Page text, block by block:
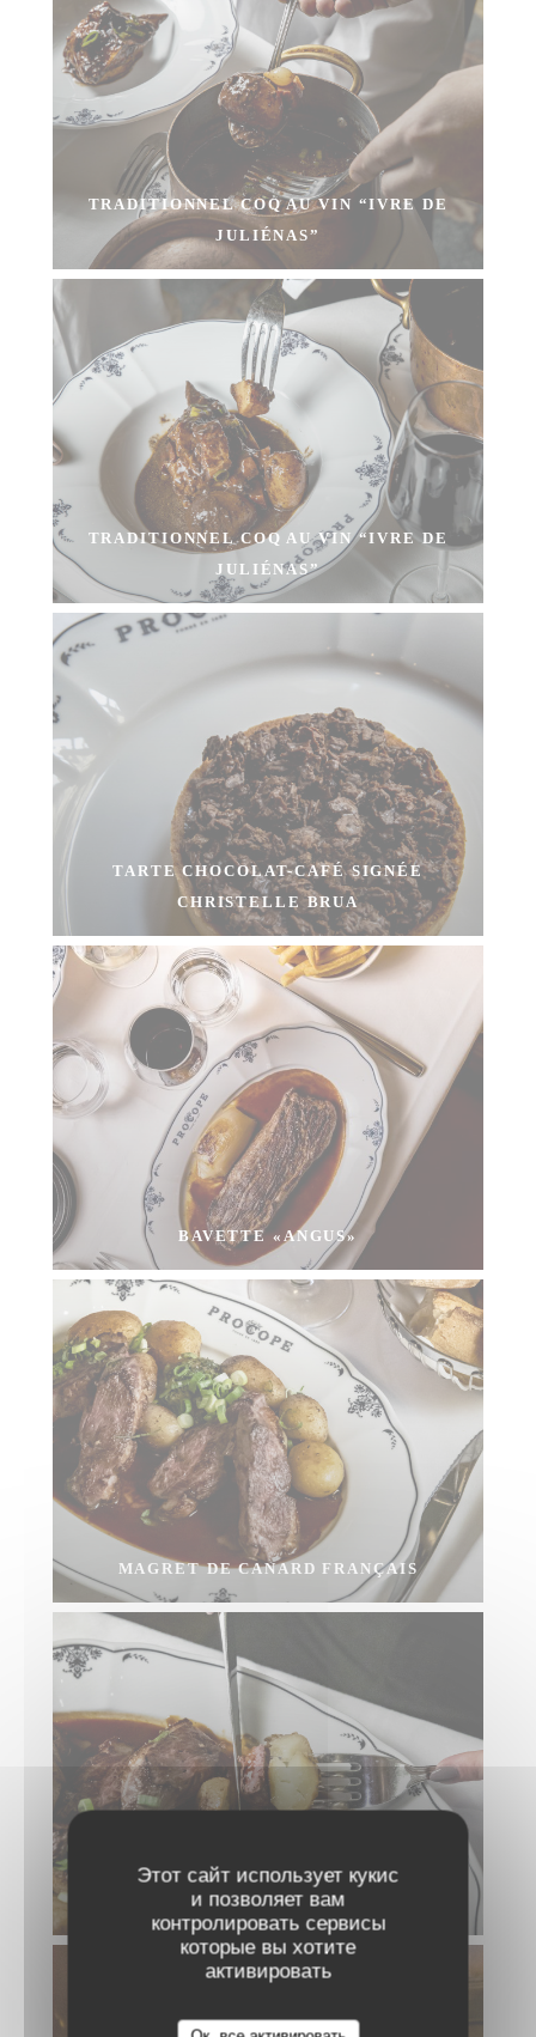
Этот сайт использует кукис
и позволяет вам
контролировать сервисы
которые вы хотите
активировать
TRADITIONNEL COQ AU VIN “IVRE DE
JULIÉNAS”
TRADITIONNEL COQ AU VIN “IVRE DE
JULIÉNAS”
TARTE CHOCOLAT-CAFÉ SIGNÉE
CHRISTELLE BRUA
BAVETTE «ANGUS»
MAGRET DE CANARD FRANÇAIS
MAGRET DE CANARD FRANÇAIS